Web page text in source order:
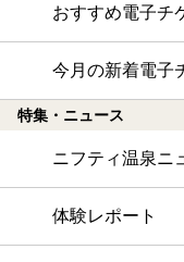
おすすめ電子チ
今月の新着電子
特集・ニュース
ニフティ温泉ニ
体験レポート